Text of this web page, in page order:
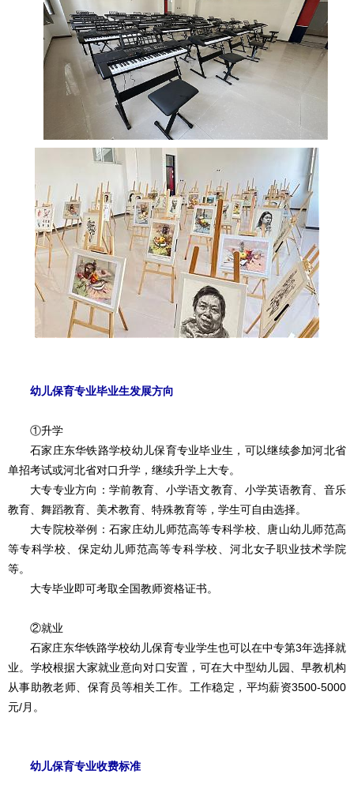
幼儿保育专业毕业生发展方向
①升学
石家庄东华铁路学校幼儿保育专业毕业生，可以继续参加河北省
单招考试或河北省对口升学，继续升学上大专。
大专专业方向：学前教育、小学语文教育、小学英语教育、音乐
教育、舞蹈教育、美术教育、特殊教育等，学生可自由选择。
大专院校举例：石家庄幼儿师范高等专科学校、唐山幼儿师范高
等专科学校、保定幼儿师范高等专科学校、河北女子职业技术学院
等。
大专毕业即可考取全国教师资格证书。
②就业
石家庄东华铁路学校幼儿保育专业学生也可以在中专第3年选择就
业。学校根据大家就业意向对口安置，可在大中型幼儿园、早教机构
从事助教老师、保育员等相关工作。工作稳定，平均薪资3500-5000
元/月。
幼儿保育专业收费标准